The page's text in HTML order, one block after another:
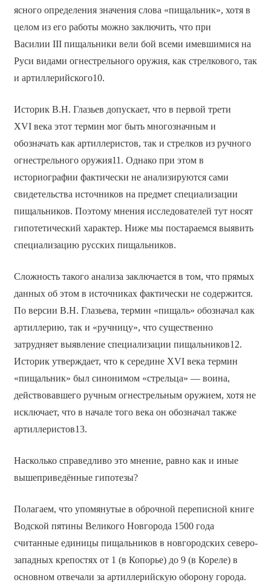
ясного определения значения слова «пищальник», хотя в
целом из его работы можно заключить, что при
Василии III пищальники вели бой всеми имевшимися на
Руси видами огнестрельного оружия, как стрелкового, так
и артиллерийского10.
Историк В.Н. Глазьев допускает, что в первой трети
XVI века этот термин мог быть многозначным и
обозначать как артиллеристов, так и стрелков из ручного
огнестрельного оружия11. Однако при этом в
историографии фактически не анализируются сами
свидетельства источников на предмет специализации
пищальников. Поэтому мнения исследователей тут носят
гипотетический характер. Ниже мы постараемся выявить
специализацию русских пищальников.
Сложность такого анализа заключается в том, что прямых
данных об этом в источниках фактически не содержится.
По версии В.Н. Глазьева, термин «пищаль» обозначал как
артиллерию, так и «ручницу», что существенно
затрудняет выявление специализации пищальников12.
Историк утверждает, что к середине XVI века термин
«пищальник» был синонимом «стрельца» — воина,
действовавшего ручным огнестрельным оружием, хотя не
исключает, что в начале того века он обозначал также
артиллеристов13.
Насколько справедливо это мнение, равно как и иные
вышеприведённые гипотезы?
Полагаем, что упомянутые в оброчной переписной книге
Водской пятины Великого Новгорода 1500 года
считанные единицы пищальников в новгородских северо-
западных крепостях от 1 (в Копорье) до 9 (в Кореле) в
основном отвечали за артиллерийскую оборону города.